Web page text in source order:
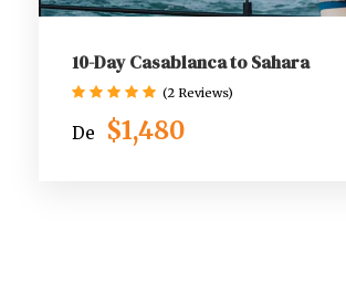
10-Day Casablanca to Sahara
De $1,480
(2 Reviews)